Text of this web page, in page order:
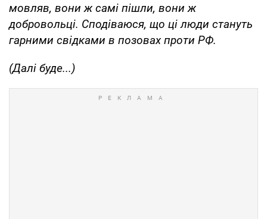
мовляв, вони ж самі пішли, вони ж
добровольці. Сподіваюся, що ці люди стануть
гарними свідками в позовах проти РФ.
(Далі буде...)